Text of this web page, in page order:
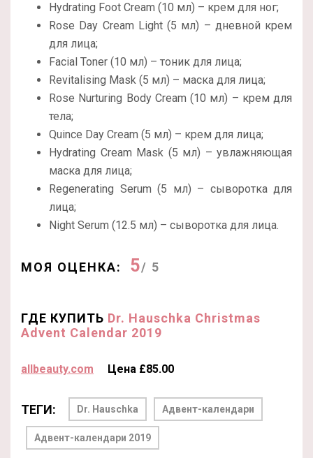
Hydrating Foot Cream (10 мл) – крем для ног;
Rose Day Cream Light (5 мл) – дневной крем
для лица;
Facial Toner (10 мл) – тоник для лица;
Revitalising Mask (5 мл) – маска для лица;
Rose Nurturing Body Cream (10 мл) – крем для
тела;
Quince Day Cream (5 мл) – крем для лица;
Hydrating Cream Mask (5 мл) – увлажняющая
маска для лица;
Regenerating Serum (5 мл) – сыворотка для
лица;
Night Serum (12.5 мл) – сыворотка для лица.
МОЯ ОЦЕНКА: 5/ 5
ГДЕ КУПИТЬ Dr. Hauschka Christmas
Advent Calendar 2019
allbeauty.com Цена £85.00
ТЕГИ: Dr. Hauschka Адвент-календари
Адвент-календари 2019